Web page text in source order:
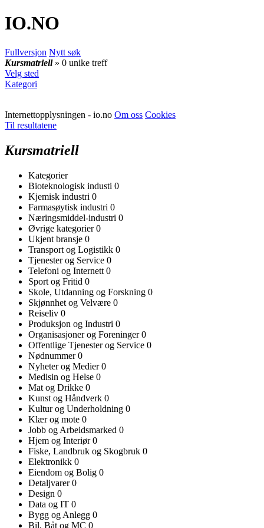
IO.NO
Fullversjon Nytt søk
Kursmatriell » 0 unike treff
Velg sted
Kategori
Internettopplysningen - io.no Om oss Cookies
Til resultatene
Kursmatriell
Kategorier
Bioteknologisk industi 0
Kjemisk industri 0
Farmasøytisk industri 0
Næringsmiddel-industri 0
Øvrige kategorier0
Ukjent bransje 0
Transport og Logistikk 0
Tjenester og Service 0
Telefoni og Internett 0
Sport og Fritid 0
Skole, Utdanning og Forskning 0
Skjønnhet og Velvære 0
Reiseliv 0
Produksjon og Industri 0
Organisasjoner og Foreninger0
Offentlige Tjenester og Service 0
Nødnummer0
Nyheter og Medier0
Medisin og Helse 0
Mat og Drikke 0
Kunst og Håndverk 0
Kultur og Underholdning 0
Klær og mote 0
Jobb og Arbeidsmarked 0
Hjem og Interiør0
Fiske, Landbruk og Skogbruk 0
Elektronikk 0
Eiendom og Bolig 0
Detaljvarer0
Design 0
Data og IT 0
Bygg og Anlegg 0
Bil, Båt og MC 0